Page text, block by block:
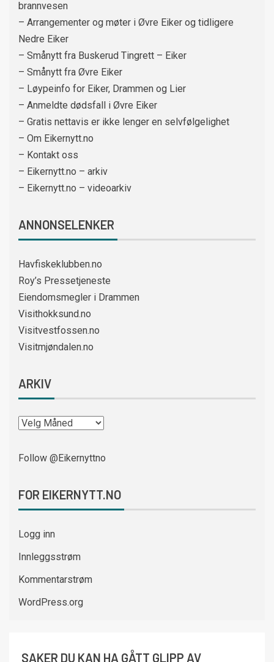
brannvesen
– Arrangementer og møter i Øvre Eiker og tidligere
Nedre Eiker
– Smånytt fra Buskerud Tingrett – Eiker
– Smånytt fra Øvre Eiker
– Løypeinfo for Eiker, Drammen og Lier
– Anmeldte dødsfall i Øvre Eiker
– Gratis nettavis er ikke lenger en selvfølgelighet
– Om Eikernytt.no
– Kontakt oss
– Eikernytt.no – arkiv
– Eikernytt.no – videoarkiv
ANNONSELENKER
Havfiskeklubben.no
Roy’s Pressetjeneste
Eiendomsmegler i Drammen
Visithokksund.no
Visitvestfossen.no
Visitmjøndalen.no
ARKIV
Follow @Eikernyttno
FOR EIKERNYTT.NO
Logg inn
Innleggsstrøm
Kommentarstrøm
WordPress.org
SAKER DU KAN HA GÅTT GLIPP AV